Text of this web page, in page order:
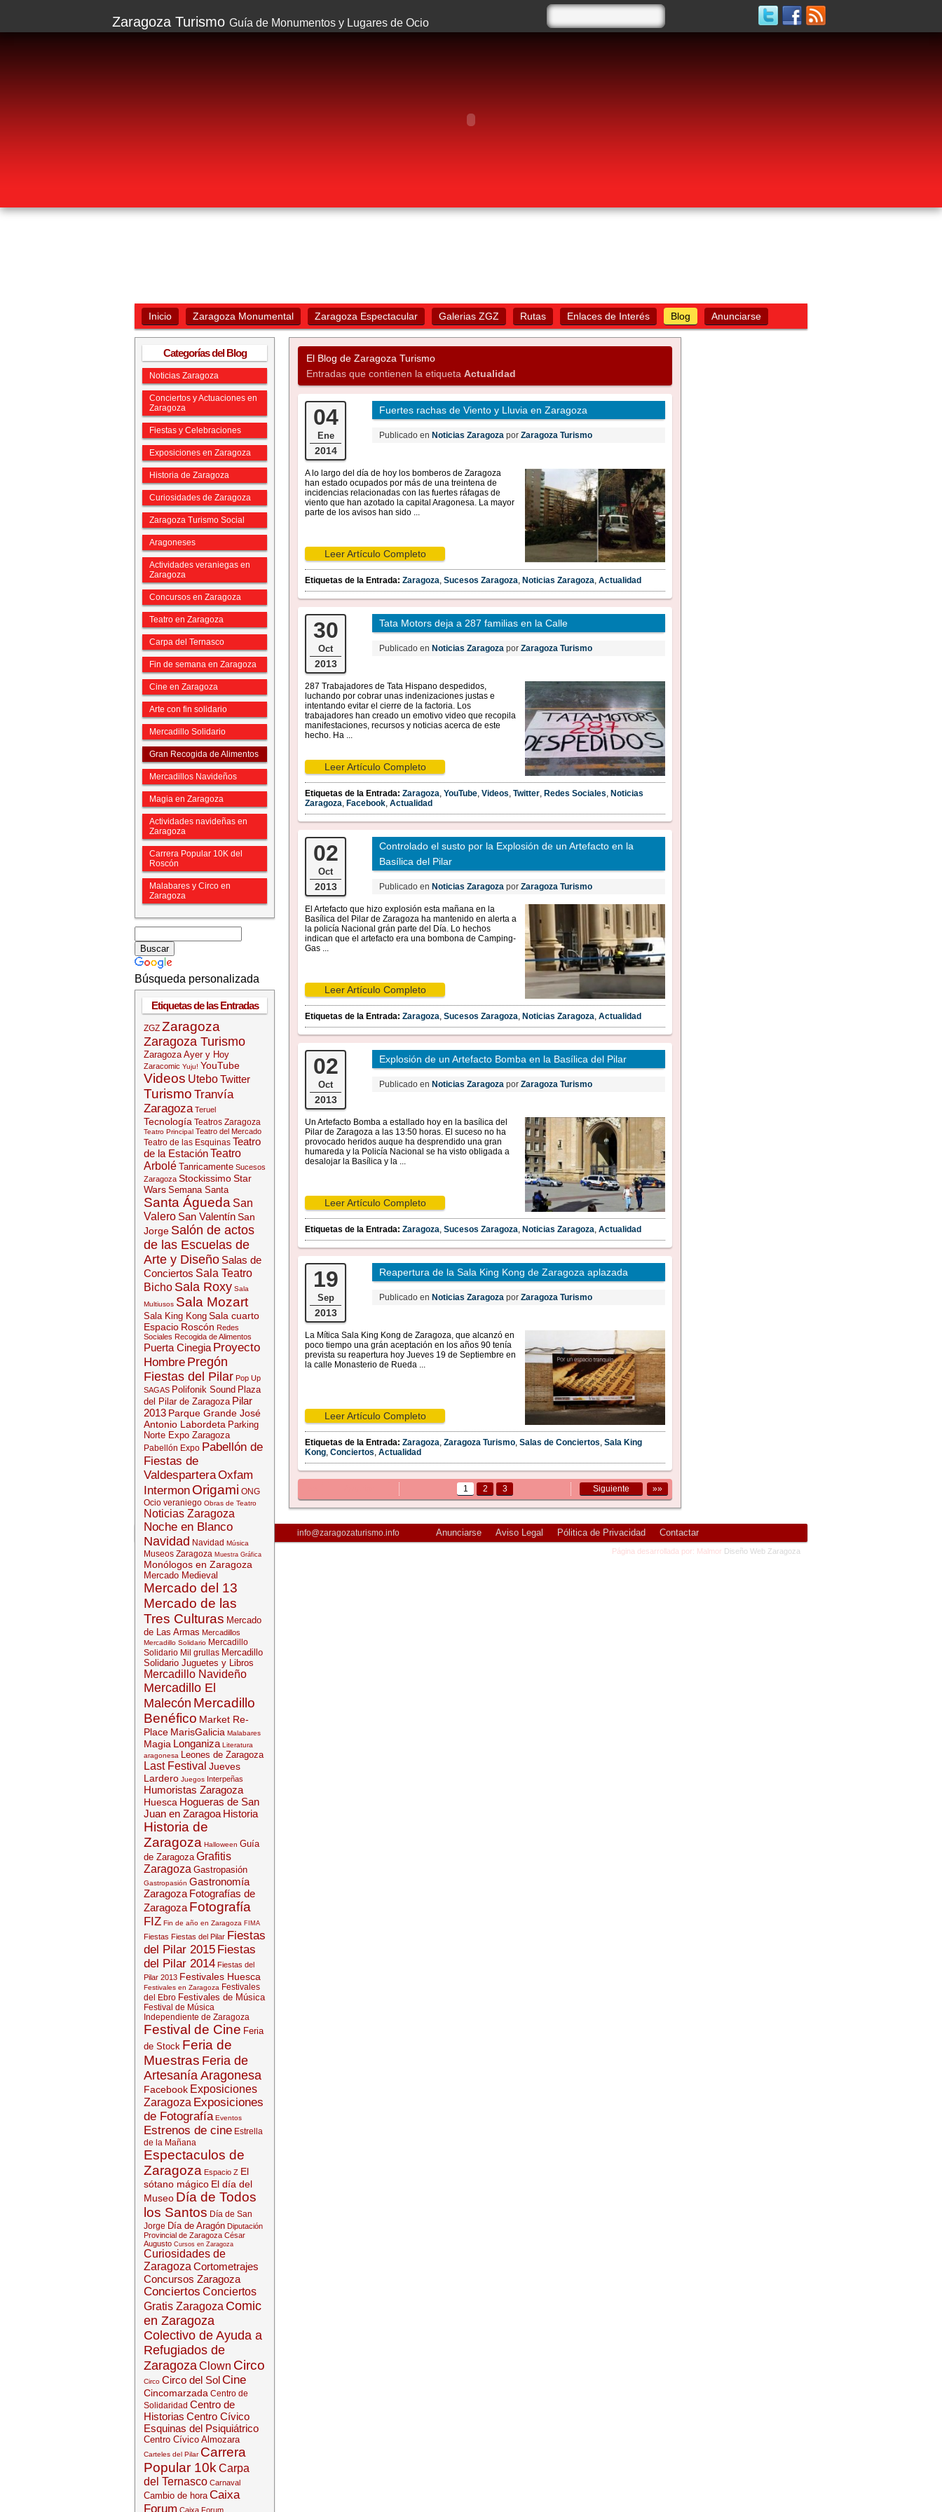
Zaragoza Turismo Guía de Monumentos y Lugares de Ocio
Inicio Zaragoza Monumental Zaragoza Espectacular Galerias ZGZ Rutas Enlaces de Interés Blog Anunciarse
Categorías del Blog
Noticias Zaragoza
Conciertos y Actuaciones en
Zaragoza
Fiestas y Celebraciones
Exposiciones en Zaragoza
Historia de Zaragoza
Curiosidades de Zaragoza
Zaragoza Turismo Social
Aragoneses
Actividades veraniegas en
Zaragoza
Concursos en Zaragoza
Teatro en Zaragoza
Carpa del Ternasco
Fin de semana en Zaragoza
Cine en Zaragoza
Arte con fin solidario
Mercadillo Solidario
Gran Recogida de Alimentos
Mercadillos Navideños
Magia en Zaragoza
Actividades navideñas en
Zaragoza
Carrera Popular 10K del
Roscón
Malabares y Circo en
Zaragoza
Búsqueda personalizada
Etiquetas de las Entradas
ZGZ Zaragoza
Zaragoza Turismo
Zaragoza Ayer y Hoy
Zaracomic Yuju! YouTube
Videos UteboTwitter
Turismo Tranvía
Zaragoza Teruel
Tecnología Teatros Zaragoza
Teatro Principal Teatro del Mercado
Teatro de las Esquinas Teatro
de la EstaciónTeatro
Arbolé Tanricamente Sucesos
Zaragoza StockissimoStar
Wars Semana Santa
Santa Águeda San
Valero San ValentínSan
Jorge Salón de actos
de las Escuelas de
Arte y Diseño Salas de
Conciertos Sala Teatro
Bicho Sala Roxy Sala
Multiusos Sala Mozart
Sala King Kong Sala cuarto
Espacio Roscón Redes
Sociales Recogida de Alimentos
Puerta Cinegia Proyecto
Hombre Pregón
Fiestas del Pilar Pop Up
SAGAS Polifonik Sound Plaza
del Pilar de Zaragoza Pilar
2013 Parque Grande José
Antonio Labordeta Parking
Norte Expo Zaragoza
Pabellón Expo Pabellón de
Fiestas de
ValdesparteraOxfam
Intermon Origami ONG
Ocio veraniego Obras de Teatro
Noticias Zaragoza
Noche en Blanco
Navidad Navidad Música
Museos Zaragoza Muestra Gráfica
Monólogos en Zaragoza
Mercado Medieval
Mercado del 13
Mercado de las
Tres Culturas Mercado
de Las Armas Mercadillos
Mercadillo Solidario Mercadillo
Solidario Mil grullas Mercadillo
Solidario Juguetes y Libros
Mercadillo Navideño
Mercadillo El
Malecón Mercadillo
Benéfico Market Re-
Place MarisGalicia Malabares
Magia Longaniza Literatura
aragonesa Leones de Zaragoza
Last Festival Jueves
Lardero Juegos Interpeñas
Humoristas Zaragoza
Huesca Hogueras de San
Juan en Zaragoa Historia
Historia de
Zaragoza Halloween Guía
de Zaragoza Grafitis
Zaragoza Gastropasión
Gastropasión Gastronomía
Zaragoza Fotografías de
Zaragoza Fotografía
FIZ Fin de año en Zaragoza FIMA
Fiestas Fiestas del Pilar Fiestas
del Pilar 2015 Fiestas
del Pilar 2014 Fiestas del
Pilar 2013 Festivales Huesca
Festivales en Zaragoza Festivales
del Ebro Festivales de Música
Festival de Música
Independiente de Zaragoza
Festival de Cine Feria
de Stock Feria de
Muestras Feria de
Artesanía Aragonesa
Facebook Exposiciones
Zaragoza Exposiciones
de Fotografía Eventos
Estrenos de cine Estrella
de la Mañana
Espectaculos de
Zaragoza Espacio Z El
sótano mágico El día del
Museo Día de Todos
los Santos Día de San
Jorge Día de Aragón Diputación
Provincial de Zaragoza César
Augusto Cursos en Zaragoza
Curiosidades de
Zaragoza Cortometrajes
Concursos Zaragoza
Conciertos Conciertos
Gratis Zaragoza Comic
en Zaragoza
Colectivo de Ayuda a
Refugiados de
ZaragozaClown Circo
Circo Circo del SolCine
Cincomarzada Centro de
Solidaridad Centro de
Historias Centro Cívico
Esquinas del Psiquiátrico
Centro Cívico Almozara
Carteles del Pilar Carrera
Popular 10k Carpa
del Ternasco Carnaval
Cambio de hora Caixa
Forum Caixa Forum
El Blog de Zaragoza Turismo
Entradas que contienen la etiqueta Actualidad
Fuertes rachas de Viento y Lluvia en Zaragoza
04
Ene
2014
Publicado en Noticias Zaragoza por Zaragoza Turismo
A lo largo del día de hoy los bomberos de Zaragoza
han estado ocupados por más de una treintena de
incidencias relacionadas con las fuertes ráfagas de
viento que han azotado la capital Aragonesa. La mayor
parte de los avisos han sido ...
Leer Artículo Completo
Etiquetas de la Entrada: Zaragoza, Sucesos Zaragoza, Noticias Zaragoza, Actualidad
Tata Motors deja a 287 familias en la Calle
30
Oct
2013
Publicado en Noticias Zaragoza por Zaragoza Turismo
287 Trabajadores de Tata Hispano despedidos,
luchando por cobrar unas indenizaciones justas e
intentando evitar el cierre de la factoria. Los
trabajadores han creado un emotivo video que recopila
manifestaciones, recursos y noticias acerca de este
hecho. Ha ...
Leer Artículo Completo
Etiquetas de la Entrada: Zaragoza, YouTube, Videos, Twitter, Redes Sociales, Noticias
Zaragoza, Facebook, Actualidad
Controlado el susto por la Explosión de un Artefacto en la
Basílica del Pilar
02
Oct
2013 Publicado en Noticias Zaragoza por Zaragoza Turismo
El Artefacto que hizo explosión esta mañana en la
Basílica del Pilar de Zaragoza ha mantenido en alerta a
la policía Nacional grán parte del Día. Lo hechos
indican que el artefacto era una bombona de Camping-
Gas ...
Leer Artículo Completo
Etiquetas de la Entrada: Zaragoza, Sucesos Zaragoza, Noticias Zaragoza, Actualidad
Explosión de un Artefacto Bomba en la Basílica del Pilar
02
Oct
2013
Publicado en Noticias Zaragoza por Zaragoza Turismo
Un Artefacto Bomba a estallado hoy en la basílica del
Pilar de Zaragoza a las 13:50 horas. El suceso no ha
provocado heridos auque ha desprendido una gran
humareda y la Policía Nacional se ha visto obligada a
desalojar la Basílica y la ...
Leer Artículo Completo
Etiquetas de la Entrada: Zaragoza, Sucesos Zaragoza, Noticias Zaragoza, Actualidad
Reapertura de la Sala King Kong de Zaragoza aplazada
19
Sep
2013
Publicado en Noticias Zaragoza por Zaragoza Turismo
La Mítica Sala King Kong de Zaragoza, que alcanzó en
poco tiempo una grán aceptación en los años 90 tenía
prevista su reapertura hoy Jueves 19 de Septiembre en
la calle Monasterio de Rueda ...
Leer Artículo Completo
Etiquetas de la Entrada: Zaragoza, Zaragoza Turismo, Salas de Conciertos, Sala King
Kong, Conciertos, Actualidad
1 2 3 Siguiente »»
info@zaragozaturismo.info Anunciarse Aviso Legal Pólitica de Privacidad Contactar
Página desarrollada por: Malmor Diseño Web Zaragoza